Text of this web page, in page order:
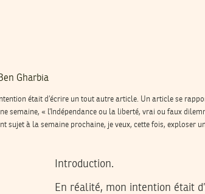
Gharbia
était d’écrire un tout autre article. Un article se
semaine, « l’Indépendance ou la liberté, vrai ou faux
sujet à la semaine prochaine, je veux, cette fois, exploser
Introduction.
En réalité, mon intention était